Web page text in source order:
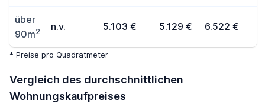
über
90m2 n.v. 5.103 € 5.129 € 6.522 €
* Preise pro Quadratmeter
Vergleich des durchschnittlichen
Wohnungskaufpreises